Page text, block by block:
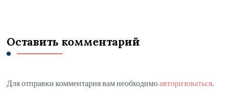
Оставить комментарий
Для отправки комментария вам необходимоавторизоваться.